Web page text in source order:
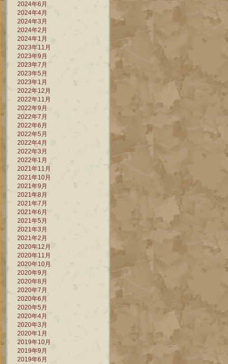
2024年6月
2024年4月
2024年3月
2024年2月
2024年1月
2023年11月
2023年9月
2023年7月
2023年5月
2023年1月
2022年12月
2022年11月
2022年9月
2022年7月
2022年6月
2022年5月
2022年4月
2022年3月
2022年1月
2021年11月
2021年10月
2021年9月
2021年8月
2021年7月
2021年6月
2021年5月
2021年3月
2021年2月
2020年12月
2020年11月
2020年10月
2020年9月
2020年8月
2020年7月
2020年6月
2020年5月
2020年4月
2020年3月
2020年1月
2019年10月
2019年9月
2019年6月